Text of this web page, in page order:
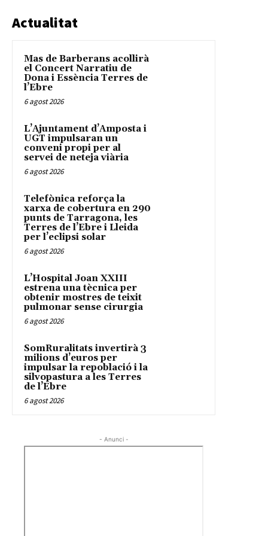
Actualitat
Mas de Barberans acollirà
el Concert Narratiu de
Dona i Essència Terres de
l’Ebre
6 agost 2026
L’Ajuntament d’Amposta i
UGT impulsaran un
conveni propi per al
servei de neteja viària
6 agost 2026
Telefònica reforça la
xarxa de cobertura en 290
punts de Tarragona, les
Terres de l’Ebre i Lleida
per l’eclipsi solar
6 agost 2026
L’Hospital Joan XXIII
estrena una tècnica per
obtenir mostres de teixit
pulmonar sense cirurgia
6 agost 2026
SomRuralitats invertirà 3
milions d’euros per
impulsar la repoblació i la
silvopastura a les Terres
de l’Ebre
6 agost 2026
- Anunci -